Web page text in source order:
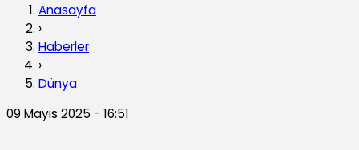
Anasayfa
›
Haberler
›
Dünya
09 Mayıs 2025 - 16:51